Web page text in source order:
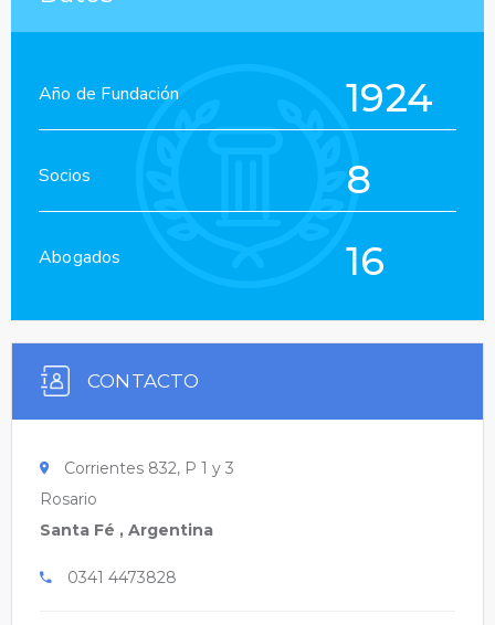
Año de Fundación 1924
Socios 8
Abogados 16
CONTACTO
Corrientes 832, P 1 y 3
Rosario
Santa Fé , Argentina
0341 4473828